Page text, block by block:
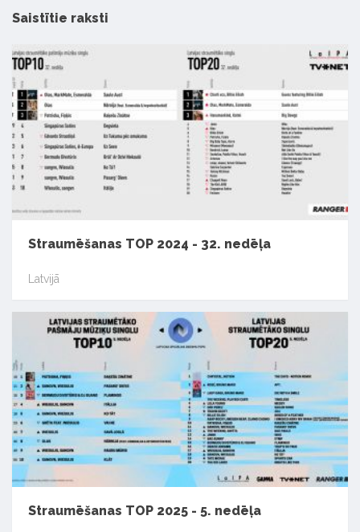
Saistītie raksti
Straumēšanas TOP 2024 - 32. nedēļa
Latvijā
Straumēšanas TOP 2025 - 5. nedēļa